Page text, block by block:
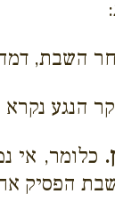
השבת,
הנגע
כלומר, אי
הפסיק